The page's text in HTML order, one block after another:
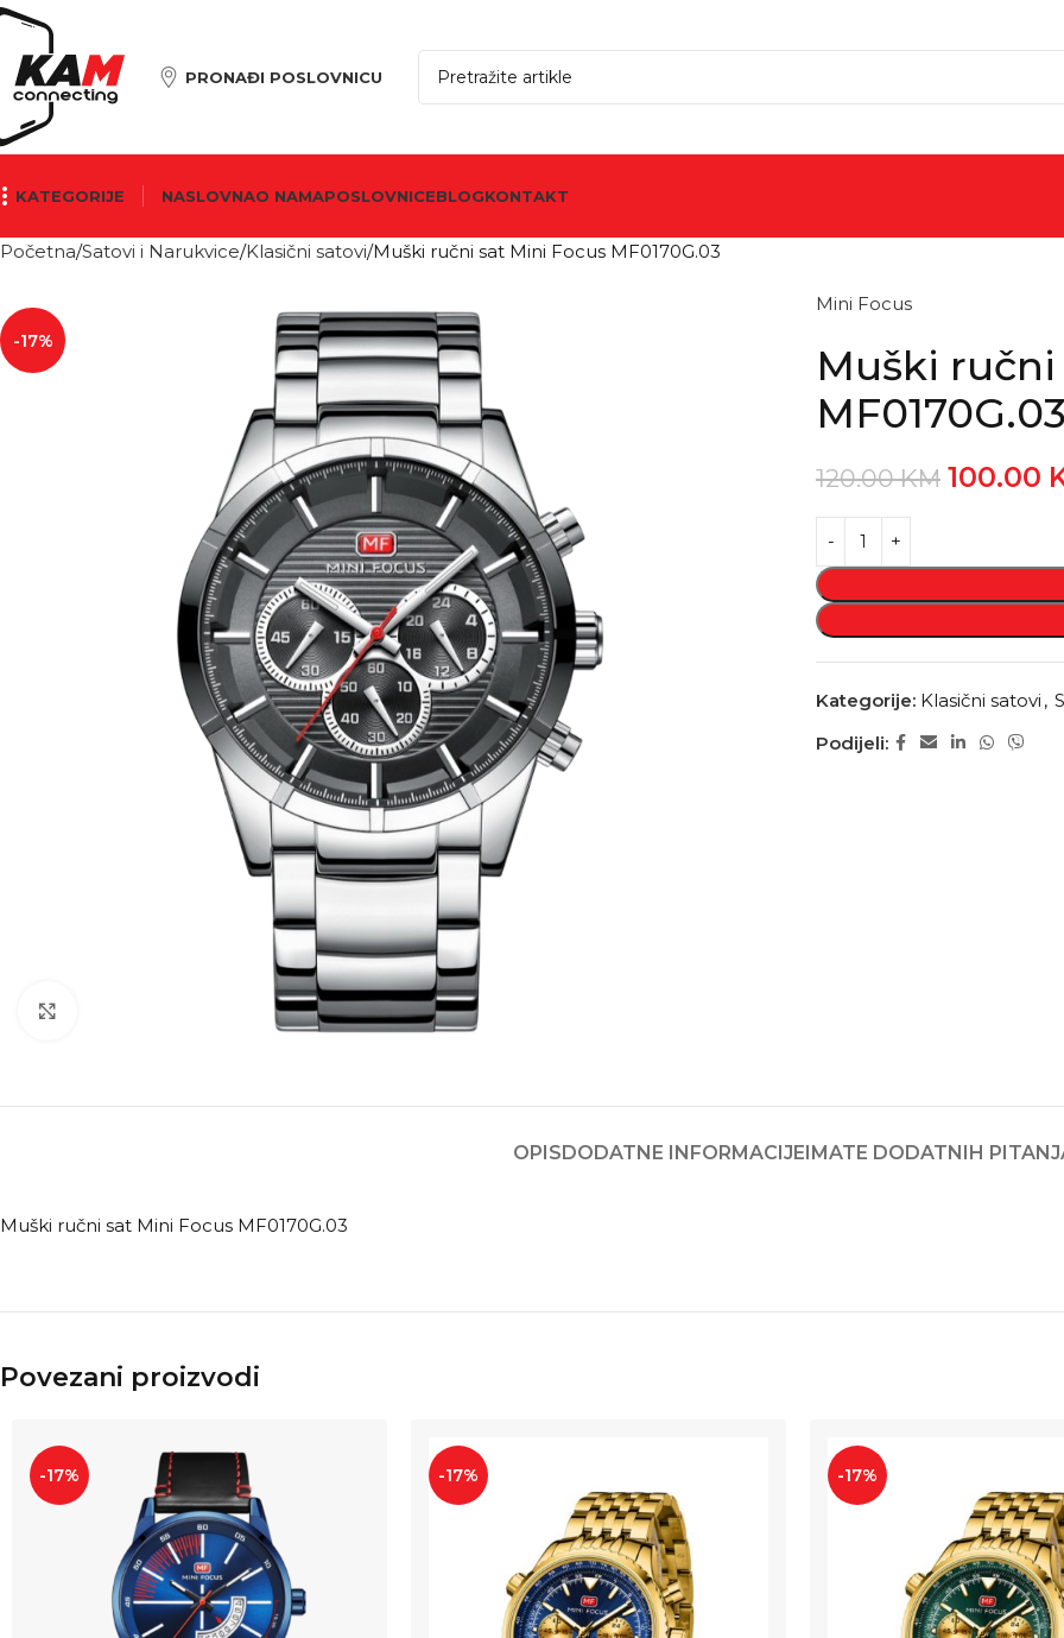
PRONAĐI POSLOVNICU
KATEGORIJE NASLOVNAO NAMAPOSLOVNICEBLOGKONTAKT
Početna Satovi i Narukvice Klasični satovi Muški ručni sat Mini Focus MF0170G.03
-17%
Mini Focus
Muški
120.00KM 100.00
Kategorije: Klasični satovi ,
Podijeli:
OPISDODATNE INFORMACIJEIMATE DODATNIH
Muški ručni sat Mini Focus MF0170G.03
Povezani proizvodi
-17% -17% -17%